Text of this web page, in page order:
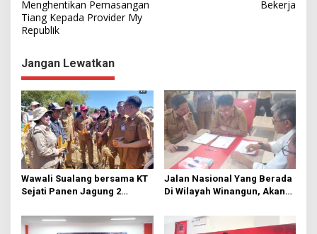
v
i
a
s
i
p
o
s
Menghentikan Pemasangan
Tiang Kepada Provider My
Republik
Bekerja
Jangan Lewatkan
Wawali Sualang bersama KT
Sejati Panen Jagung 2
Jalan Nasional Yang Berada
Di Wilayah Winangun, Akan